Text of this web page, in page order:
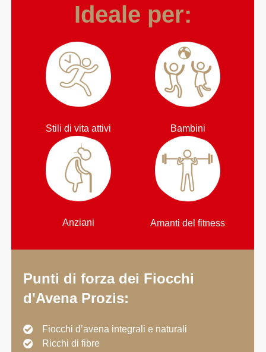
Ideale per:
Stili di vita attivi Bambini
Anziani Amanti del fitness
Punti di forza dei Fiocchi
d'Avena Prozis:
Fiocchi d’avena integrali e naturali
Ricchi di fibre